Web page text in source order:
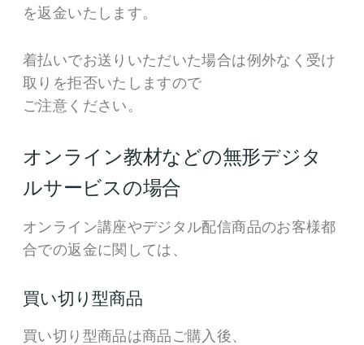
を返金いたします。
着払いでお送りいただいた場合は例外なく受け
取りを拒否いたしますので
ご注意ください。
オンライン教材などの無形デジタ
ルサービスの場合
オンライン講座やデジタル配信商品のお客様都
合での返金に関しては、
買い切り型商品
買い切り型商品は商品ご購入後、